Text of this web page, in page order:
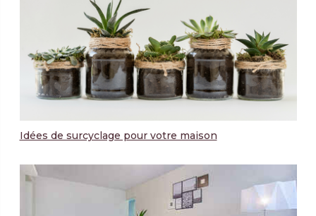
Idées de surcyclage pour votre maison